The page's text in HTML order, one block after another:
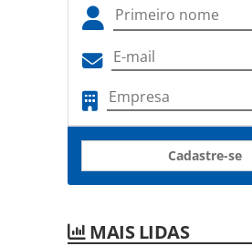
Cadastre-se
MAIS LIDAS